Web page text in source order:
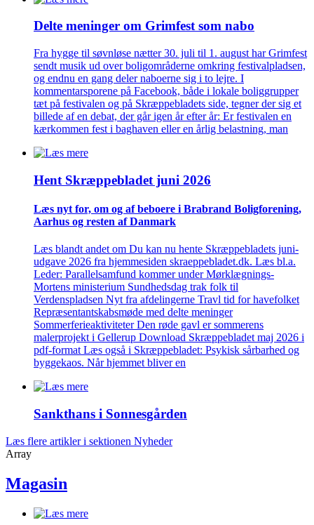
Delte meninger om Grimfest som nabo
Fra hygge til søvnløse nætter 30. juli til 1. august har Grimfest
sendt musik ud over boligområderne omkring festivalpladsen,
og endnu en gang deler naboerne sig i to lejre. I
kommentarsporene på Facebook, både i lokale boliggrupper
tæt på festivalen og på Skræppebladets side, tegner der sig et
billede af en debat, der går igen år efter år: Er festivalen en
kærkommen fest i baghaven eller en årlig belastning, man
Hent Skræppe­bladet juni 2026
Læs nyt for, om og af beboere i Brabrand Bolig­forening,
Aarhus og resten af Danmark
Læs blandt andet om Du kan nu hente Skræppebladets juni-
udgave 2026 fra hjemmesiden skraeppebladet.dk. Læs bl.a.
Leder: Parallelsamfund kommer under Mørklægnings-
Mortens ministerium Sundhedsdag trak folk til
Verdenspladsen Nyt fra afdelingerne Travl tid for havefolket
Repræsentantskabsmøde med delte meninger
Sommerferieaktiviteter Den røde gavl er sommerens
malerprojekt i Gellerup Download Skræppebladet maj 2026 i
pdf-format Læs også i Skræppebladet: Psykisk sårbarhed og
byggekaos. Når hjemmet bliver en
Sankthans i Sonnes­gården
Læs flere artikler i sektionen Nyheder
Array
Magasin